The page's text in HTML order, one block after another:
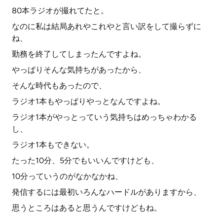
80本ラジオが撮れてたと。
なのに私は結局あれやこれやと言い訳をして撮らずに
ね、
勤務を終了してしまったんですよね。
やっぱりそんな気持ちがあったから、
そんな時代もあったので、
ラジオ1本もやっぱりやっとなんですよね。
ラジオ1本がやっとっていう気持ちはめっちゃわかる
し、
ラジオ1本もできない。
たった10分、5分でもいいんですけども、
10分っていうのがなかなかね、
発信するには最初いろんなハードルがありますから、
思うところはあると思うんですけどもね。